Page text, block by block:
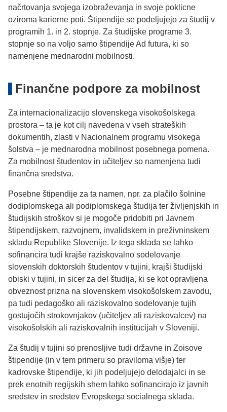
načrtovanja svojega izobraževanja in svoje poklicne
oziroma karierne poti. Štipendije se podeljujejo za študij v
programih 1. in 2. stopnje. Za študijske programe 3.
stopnje so na voljo samo štipendije Ad futura, ki so
namenjene mednarodni mobilnosti.
Finančne podpore za mobilnost
Za internacionalizacijo slovenskega visokošolskega
prostora – ta je kot cilj navedena v vseh strateških
dokumentih, zlasti v Nacionalnem programu visokega
šolstva – je mednarodna mobilnost posebnega pomena.
Za mobilnost študentov in učiteljev so namenjena tudi
finančna sredstva.
Posebne štipendije za ta namen, npr. za plačilo šolnine
dodiplomskega ali podiplomskega študija ter življenjskih in
študijskih stroškov si je mogoče pridobiti pri Javnem
štipendijskem, razvojnem, invalidskem in preživninskem
skladu Republike Slovenije. Iz tega sklada se lahko
sofinancira tudi krajše raziskovalno sodelovanje
slovenskih doktorskih študentov v tujini, krajši študijski
obiski v tujini, in sicer za del študija, ki se kot opravljena
obveznost prizna na slovenskem visokošolskem zavodu,
pa tudi pedagoško ali raziskovalno sodelovanje tujih
gostujočih strokovnjakov (učiteljev ali raziskovalcev) na
visokošolskih ali raziskovalnih institucijah v Sloveniji.
Za študij v tujini so prenosljive tudi državne in Zoisove
štipendije (in v tem primeru so praviloma višje) ter
kadrovske štipendije, ki jih podeljujejo delodajalci in se
prek enotnih regijskih shem lahko sofinancirajo iz javnih
sredstev in sredstev Evropskega socialnega sklada.